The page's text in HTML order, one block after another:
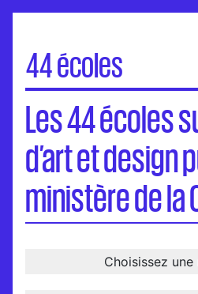
44 écoles
ministère de la Culture
Carte
Visites virtuelles
Une école, un-e diplômé-e
International
Les 44 écoles
d’art et design
ministère de la
Choisissez une